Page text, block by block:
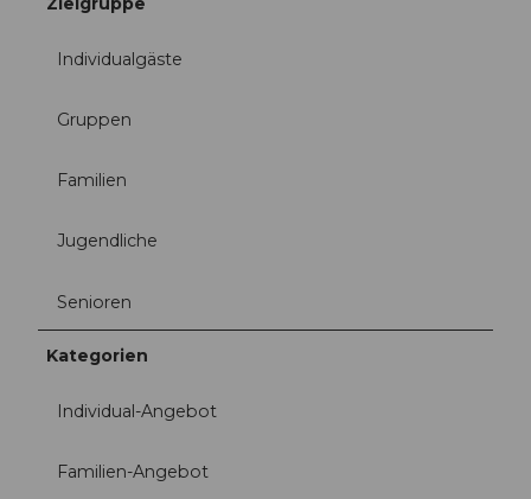
Individualgäste
Gruppen
Familien
Jugendliche
Senioren
Kategorien
Individual-Angebot
Familien-Angebot